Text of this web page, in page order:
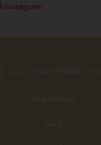
Instagram